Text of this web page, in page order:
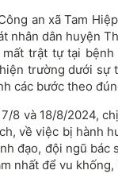
an xã Tam
nhân dân huyện
trật tự tại
trường dưới sự
các bước theo
8 và 18/8/2024,
về việc bị hành
đạo, đội ngũ bác
nhất để vu